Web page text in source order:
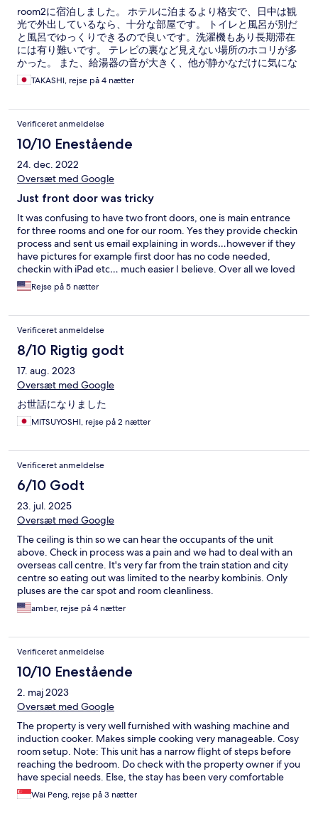
room2に宿泊しました。 ホテルに泊まるより格安で、日中は観
光で外出しているなら、十分な部屋です。 トイレと風呂が別だ
と風呂でゆっくりできるので良いです。洗濯機もあり長期滞在
には有り難いです。 テレビの裏など見えない場所のホコリが多
かった。 また、給湯器の音が大きく、他が静かなだけに気にな
った。TAKASHI, rejse på 4 nætter
Verificeret anmeldelse
10/10 Enestående
24. dec. 2022
Oversæt med Google
Just front door was tricky
It was confusing to have two front doors, one is main entrance
for three rooms and one for our room. Yes they provide checkin
process and sent us email explaining in words…however if they
have pictures for example first door has no code needed,
checkin with iPad etc… much easier I believe. Over all we loved
staying this place and will come back
Rejse på 5 nætter
Verificeret anmeldelse
8/10 Rigtig godt
17. aug. 2023
Oversæt med Google
お世話になりました
MITSUYOSHI, rejse på 2 nætter
Verificeret anmeldelse
6/10 Godt
23. jul. 2025
Oversæt med Google
The ceiling is thin so we can hear the occupants of the unit
above. Check in process was a pain and we had to deal with an
overseas call centre. It's very far from the train station and city
centre so eating out was limited to the nearby kombinis. Only
pluses are the car spot and room cleanliness.
amber, rejse på 4 nætter
Verificeret anmeldelse
10/10 Enestående
2. maj 2023
Oversæt med Google
The property is very well furnished with washing machine and
induction cooker. Makes simple cooking very manageable. Cosy
room setup. Note: This unit has a narrow flight of steps before
reaching the bedroom. Do check with the property owner if you
have special needs. Else, the stay has been very comfortable
and pleasant.
Wai Peng, rejse på 3 nætter